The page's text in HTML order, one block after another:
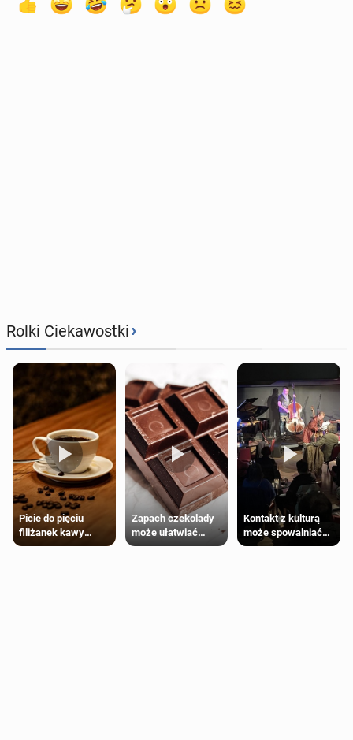
Rolki Ciekawostki›
Picie do pięciu
filiżanek kawy
dziennie jest
Zapach czekolady
może ułatwiać
trening siłowy
Kontakt z kulturą
może spowalniać
starzenie